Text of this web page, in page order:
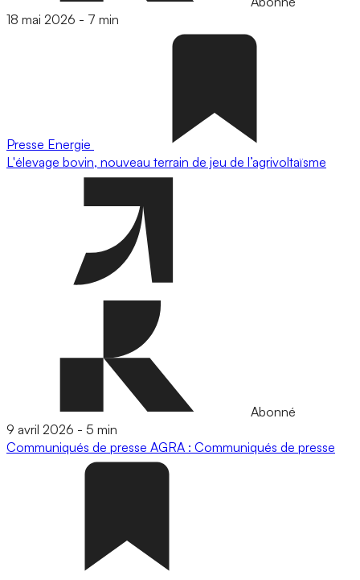
18 mai 2026 - 7 min
Presse Energie
L'élevage bovin, nouveau terrain de jeu de l’agrivoltaïsme
Abonné
9 avril 2026 - 5 min
Communiqués de presse AGRA : Communiqués de presse